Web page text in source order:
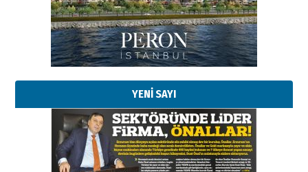
YENİ SAYI
Kadir SABUNCUOĞLU
Erzurumspor’un köşe taşları
29 Haziran 2026 Pazartesi
Kenan GÜLERCİ
Murat Şahsuvaroğlu ERKON’da
çıtayı yukarı taşırken,
yönetimdekiler aşağı
çekmemeli!
17 Şubat 2026 SalıOrhan BOZKURT